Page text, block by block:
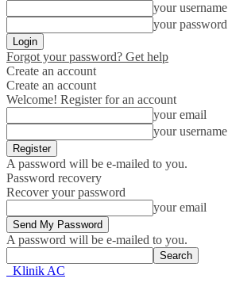
your username
your password
Forgot your password? Get help
Create an account
Create an account
Welcome! Register for an account
your email
your username
A password will be e-mailed to you.
Password recovery
Recover your password
your email
A password will be e-mailed to you.
Klinik AC